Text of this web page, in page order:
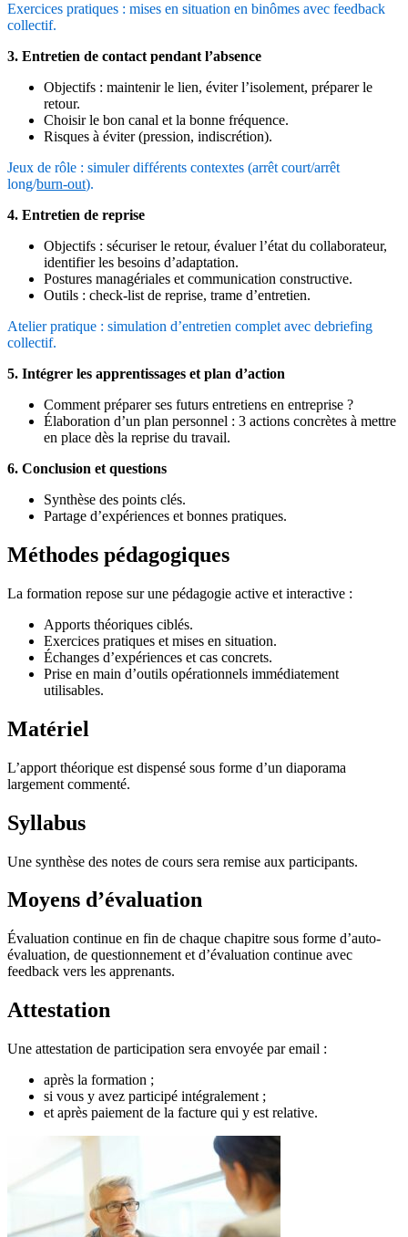
Exercices pratiques : mises en situation en binômes avec feedback
collectif.
3. Entretien de contact pendant l’absence
Objectifs : maintenir le lien, éviter l’isolement, préparer le
retour.
Choisir le bon canal et la bonne fréquence.
Risques à éviter (pression, indiscrétion).
Jeux de rôle : simuler différents contextes (arrêt court/arrêt
long/burn-out).
4. Entretien de reprise
Objectifs : sécuriser le retour, évaluer l’état du collaborateur,
identifier les besoins d’adaptation.
Postures managériales et communication constructive.
Outils : check-list de reprise, trame d’entretien.
Atelier pratique : simulation d’entretien complet avec debriefing
collectif.
5. Intégrer les apprentissages et plan d’action
Comment préparer ses futurs entretiens en entreprise ?
Élaboration d’un plan personnel : 3 actions concrètes à mettre
en place dès la reprise du travail.
6. Conclusion et questions
Synthèse des points clés.
Partage d’expériences et bonnes pratiques.
Méthodes pédagogiques
La formation repose sur une pédagogie active et interactive :
Apports théoriques ciblés.
Exercices pratiques et mises en situation.
Échanges d’expériences et cas concrets.
Prise en main d’outils opérationnels immédiatement
utilisables.
Matériel
L’apport théorique est dispensé sous forme d’un diaporama
largement commenté.
Syllabus
Une synthèse des notes de cours sera remise aux participants.
Moyens d’évaluation
Évaluation continue en fin de chaque chapitre sous forme d’auto-
évaluation, de questionnement et d’évaluation continue avec
feedback vers les apprenants.
Attestation
Une attestation de participation sera envoyée par email :
après la formation ;
si vous y avez participé intégralement ;
et après paiement de la facture qui y est relative.